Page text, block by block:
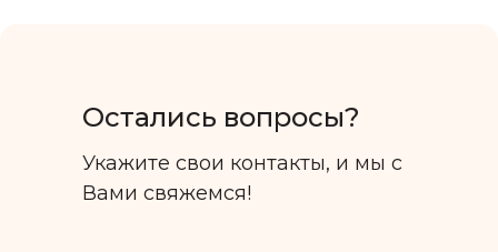
Остались вопросы?
Укажите свои контакты, и мы с
Вами свяжемся!